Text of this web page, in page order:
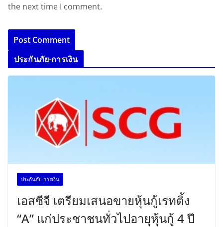
the next time I comment.
ประกันภัย-การเงิน
ประกันภัย-การเงิน
เอสซีจี เตรียมเสนอขายหุ้นกู้เรทติ้ง
“A” แก่ประชาชนทั่วไปอายุหุ้นกู้ 4 ปี